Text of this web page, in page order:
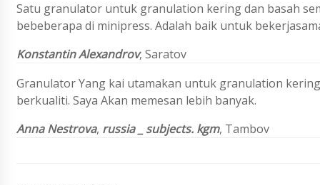
Satu granulator untuk granulation kering dan basah
bebeberapa di minipress. Adalah baik untuk
Konstantin Alexandrov, Saratov
Granulator Yang kai utamakan untuk granulation
berkualiti. Saya Akan memesan lebih banyak.
Anna Nestrova, russia _ subjects. kgm, Tambov